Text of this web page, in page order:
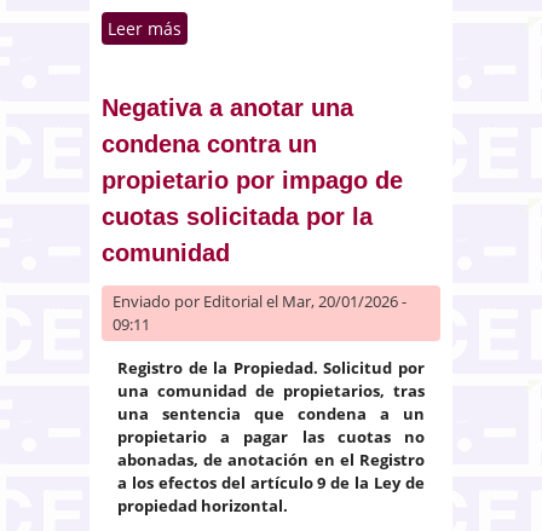
Leer más
administradores. Retribución del
Negativa a anotar una
condena contra un
propietario por impago de
cuotas solicitada por la
comunidad
Enviado por Editorialel Mar, 20/01/2026 -
09:11
Registro de la Propiedad. Solicitud por
una comunidad de propietarios, tras
una sentencia que condena a un
propietario a pagar las cuotas no
abonadas, de anotación en el Registro
a los efectos del artículo 9 de la Ley de
propiedad horizontal.